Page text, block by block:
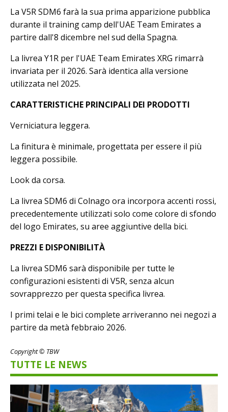
La V5R SDM6 farà la sua prima apparizione pubblica
durante il training camp dell'UAE Team Emirates a
partire dall'8 dicembre nel sud della Spagna.
La livrea Y1R per l'UAE Team Emirates XRG rimarrà
invariata per il 2026. Sarà identica alla versione
utilizzata nel 2025.
CARATTERISTICHE PRINCIPALI DEI PRODOTTI
Verniciatura leggera.
La finitura è minimale, progettata per essere il più
leggera possibile.
Look da corsa.
La livrea SDM6 di Colnago ora incorpora accenti rossi,
precedentemente utilizzati solo come colore di sfondo
del logo Emirates, su aree aggiuntive della bici.
PREZZI E DISPONIBILITÀ
La livrea SDM6 sarà disponibile per tutte le
configurazioni esistenti di V5R, senza alcun
sovrapprezzo per questa specifica livrea.
I primi telai e le bici complete arriveranno nei negozi a
partire da metà febbraio 2026.
Copyright © TBW
TUTTE LE NEWS